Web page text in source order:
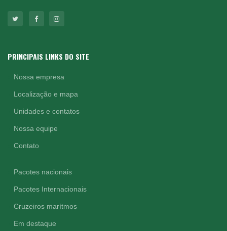
PRINCIPAIS LINKS DO SITE
Nossa empresa
Localização e mapa
Unidades e contatos
Nossa equipe
Contato
Pacotes nacionais
Pacotes Internacionais
Cruzeiros marítmos
Em destaque